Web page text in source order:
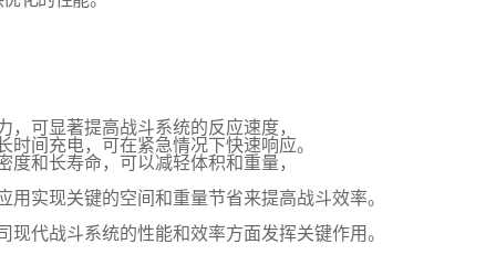
，可显著提高战斗系统的反应速度，
时间充电，可在紧急情况下快速响应。
度和长寿命，可以减轻体积和重量，
用实现关键的空间和重量节省来提高战斗效率。
现代战斗系统的性能和效率方面发挥关键作用。